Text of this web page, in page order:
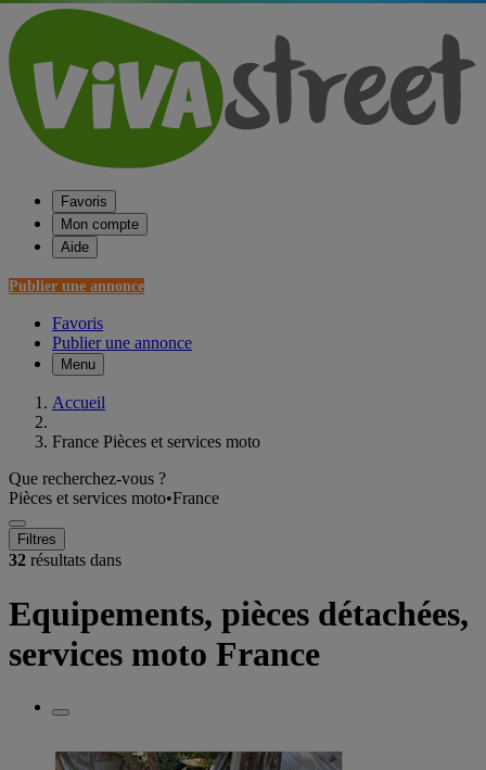
Favoris
Mon compte
Aide
Publier une annonce
Favoris
Publier une annonce
Menu
Accueil
France Pièces et services moto
Que recherchez-vous ?
Pièces et services moto•France
Filtres
32 résultats dans
Equipements, pièces détachées,
services moto France